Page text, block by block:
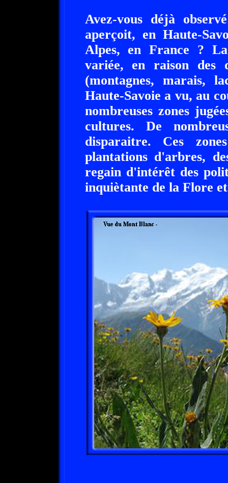
Avez-vous déjà
aperçoit, en Haute-
Alpes, en France ?
variée, en raison des
(montagnes, marais,
Haute-Savoie a vu, au
nombreuses zones
cultures. De
disparaitre. Ces
plantations d'arbres,
regain d'intérêt des
inquiètante de la Flore